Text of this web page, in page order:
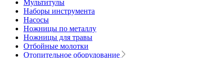
Мультитулы
Наборы инструмента
Насосы
Ножницы по металлу
Ножницы для травы
Отбойные молотки
Отопительное оборудование